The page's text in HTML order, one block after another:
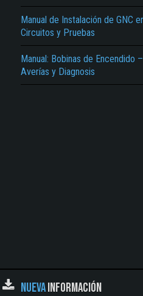
Manual de Instalación de GNC
Circuitos y Pruebas
Manual: Bobinas de Encendido
Averías y Diagnosis
NUEVAINFORMACIÓN
Reportar otro tipo de